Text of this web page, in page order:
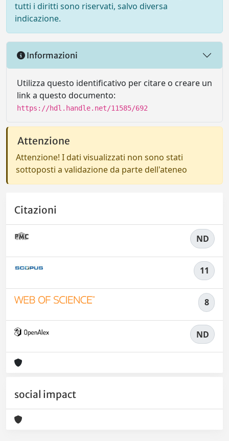
tutti i diritti sono riservati, salvo diversa
indicazione.
Informazioni
Utilizza questo identificativo per citare o creare un
link a questo documento:
https://hdl.handle.net/11585/692
Attenzione
Attenzione! I dati visualizzati non sono stati
sottoposti a validazione da parte dell'ateneo
Citazioni
ND
11
8
ND
social impact